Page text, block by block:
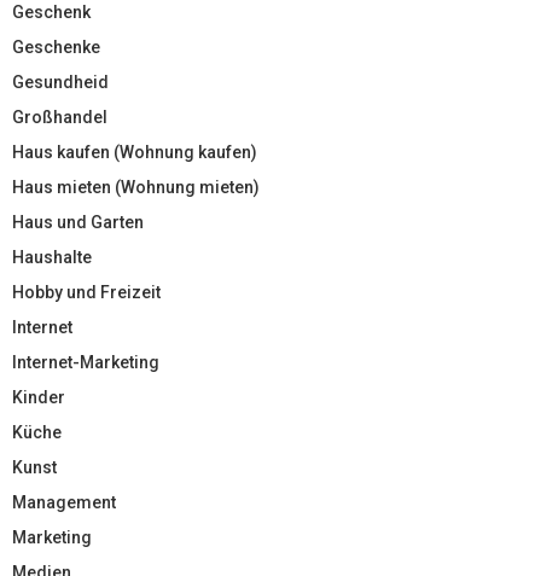
Geschenk
Geschenke
Gesundheid
Großhandel
Haus kaufen (Wohnung kaufen)
Haus mieten (Wohnung mieten)
Haus und Garten
Haushalte
Hobby und Freizeit
Internet
Internet-Marketing
Kinder
Küche
Kunst
Management
Marketing
Medien